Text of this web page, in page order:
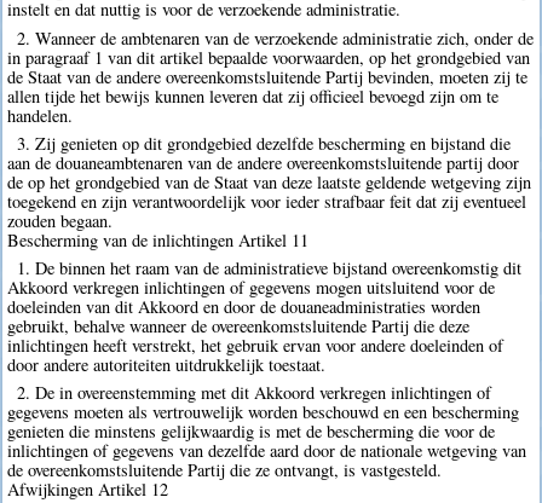
instelt en dat nuttig is voor de verzoekende administratie.
2. Wanneer de ambtenaren van de verzoekende administratie zich, onder de
in paragraaf 1 van dit artikel bepaalde voorwaarden, op het grondgebied van
de Staat van de andere overeenkomstsluitende Partij bevinden, moeten zij te
allen tijde het bewijs kunnen leveren dat zij officieel bevoegd zijn om te
handelen.
3. Zij genieten op dit grondgebied dezelfde bescherming en bijstand die
aan de douaneambtenaren van de andere overeenkomstsluitende partij door
de op het grondgebied van de Staat van deze laatste geldende wetgeving zijn
toegekend en zijn verantwoordelijk voor ieder strafbaar feit dat zij eventueel
zouden begaan.
Bescherming van de inlichtingen Artikel 11
1. De binnen het raam van de administratieve bijstand overeenkomstig dit
Akkoord verkregen inlichtingen of gegevens mogen uitsluitend voor de
doeleinden van dit Akkoord en door de douaneadministraties worden
gebruikt, behalve wanneer de overeenkomstsluitende Partij die deze
inlichtingen heeft verstrekt, het gebruik ervan voor andere doeleinden of
door andere autoriteiten uitdrukkelijk toestaat.
2. De in overeenstemming met dit Akkoord verkregen inlichtingen of
gegevens moeten als vertrouwelijk worden beschouwd en een bescherming
genieten die minstens gelijkwaardig is met de bescherming die voor de
inlichtingen of gegevens van dezelfde aard door de nationale wetgeving van
de overeenkomstsluitende Partij die ze ontvangt, is vastgesteld.
Afwijkingen Artikel 12